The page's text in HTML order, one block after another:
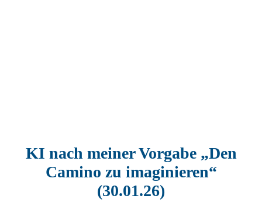
KI nach meiner Vorgabe „Den
Camino zu imaginieren“
(30.01.26)